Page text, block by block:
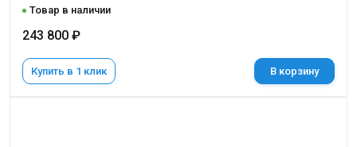
Товар в наличии
243 800 ₽
Купить в 1 клик В корзину